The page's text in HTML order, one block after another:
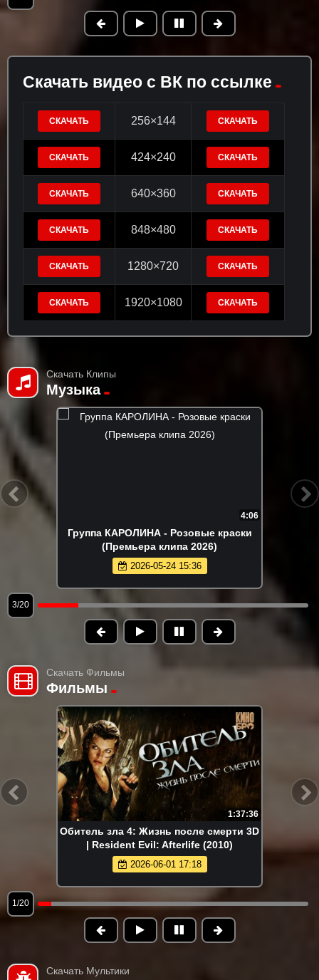
Скачать видео с ВК по ссылке
СКАЧАТЬ 256×144 СКАЧАТЬ
СКАЧАТЬ 424×240 СКАЧАТЬ
СКАЧАТЬ 640×360 СКАЧАТЬ
СКАЧАТЬ 848×480 СКАЧАТЬ
СКАЧАТЬ 1280×720 СКАЧАТЬ
СКАЧАТЬ 1920×1080 СКАЧАТЬ
Скачать Клипы
Музыка
Группа КАРОЛИНА - Розовые краски
(Премьера клипа 2026)
2026-05-24 15:36
4/20
Скачать Фильмы
Фильмы
1:37:36
Обитель зла 4: Жизнь после смерти 3D
| Resident Evil: Afterlife (2010)
2026-06-01 17:18
1/20
Скачать Мультики